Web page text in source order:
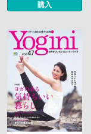
購入